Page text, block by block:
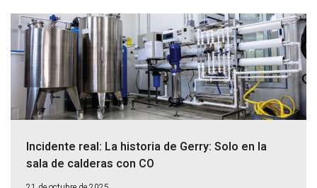
Incidente real: La historia de Gerry: Solo en la
sala de calderas con CO